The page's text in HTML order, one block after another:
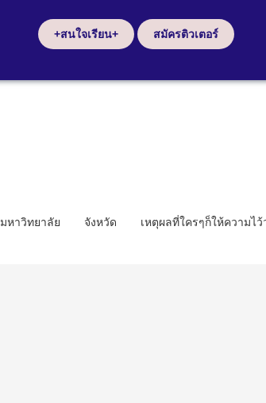
+สนใจเรียน+ สมัครติวเตอร์
มหาวิทยาลัย จังหวัด เหตุผลที่ใครๆก็ให้ความไว้